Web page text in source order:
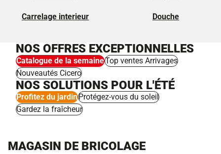
Carrelage interieur Douche
NOS OFFRES EXCEPTIONNELLES
Catalogue de la semaineTop ventes Arrivages
Nouveautés Cicero
NOS SOLUTIONS POUR L'ÉTÉ
Profitez du jardinProtégez-vous du soleil
Gardez la fraîcheur
MAGASIN DE BRICOLAGE